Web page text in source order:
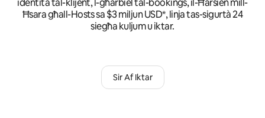
identità tal-klijent, l-għarbiel tal-bookings, il-Ħarsien mill-
Ħsara għall-Hosts sa $3 miljun USD*, linja tas-sigurtà 24
siegħa kuljum u iktar.
Sir Af Iktar